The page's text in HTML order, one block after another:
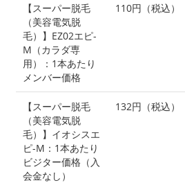
【スーパー脱毛
（美容電気脱
毛）】EZ02エピ-
M（カラダ専
用）：1本あたり
メンバー価格
110円（税込）
【スーパー脱毛
（美容電気脱
毛）】イオシスエ
ピ-M：1本あたり
ビジター価格（入
会金なし）
132円（税込）